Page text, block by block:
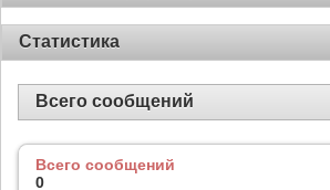
Статистика
Всего сообщений
Всего сообщений
0